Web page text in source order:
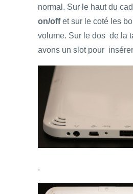
normal. Sur le haut du
on/offet sur le coté les
volume. Sur le dos de la
avons un slot pour
.